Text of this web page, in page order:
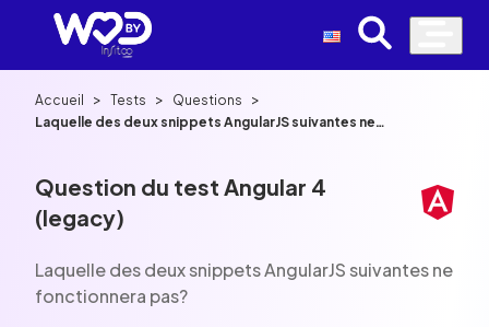
Accueil > Tests > Questions >
Laquelle des deux snippets AngularJS suivantes ne
Question du test Angular 4
(legacy)
Laquelle des deux snippets AngularJS suivantes ne
fonctionnera pas?